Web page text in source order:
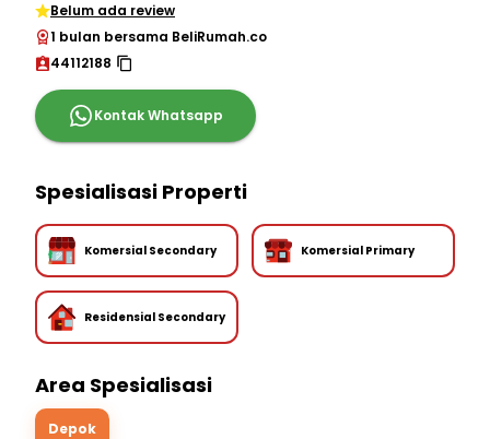
Belum ada review
1 bulan bersama BeliRumah.co
44112188
Kontak Whatsapp
Spesialisasi Properti
Komersial Secondary Komersial Primary
Residensial Secondary
Area Spesialisasi
Depok